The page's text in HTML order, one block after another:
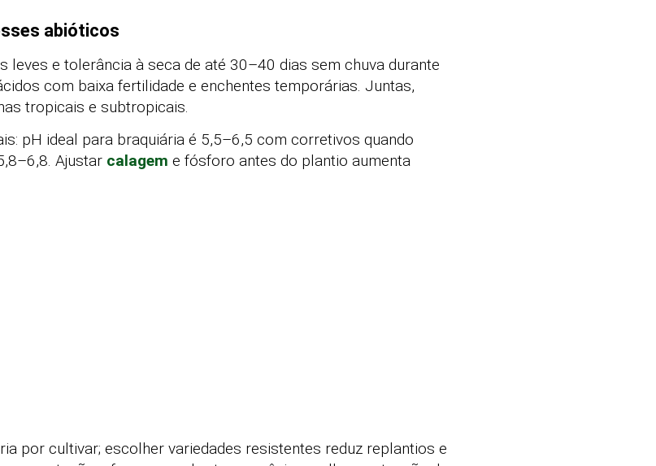
abióticos
e tolerância à seca de até 30–40 dias sem chuva durante
com baixa fertilidade e enchentes temporárias. Juntas,
tropicais e subtropicais.
pH ideal para braquiária é 5,5–6,5 com corretivos quando
Ajustar calagem e fósforo antes do plantio aumenta
por cultivar; escolher variedades resistentes reduz replantios e